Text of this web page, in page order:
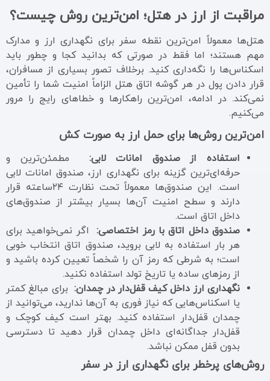
مراقبت از ارز در هتل؛ امن‌ترین روش چیست؟
هتل‌ها معمولاً امن‌ترین نقطه سفر برای نگهداری ارز و مدارک
مهم هستند؛ اما فقط در صورتی که بدانید کجا و چطور باید
اسکناس‌ها را نگه‌داری کنید. برخلاف تصور بسیاری از مسافران،
قرار دادن پول در هر گوشه اتاق هتل الزاماً امنیت شما را تأمین
نمی‌کند. در ادامه، امن‌ترین راهکارها و خطاهای رایج را مرور
می‌کنیم.
امن‌ترین روش‌ها برای حمل ارز به صورت کش
استفاده از صندوق امانات لابی:
مطمئن‌ترین و
حرفه‌ای‌ترین گزینه برای نگهداری ارز، صندوق امانات لابی
است. این صندوق‌ها معمولاً تحت نظارت ۲۴ساعته قرار
دارند و سطح امنیت آن‌ها بسیار بیشتر از صندوق‌های
داخل اتاق است.
صندوق داخل اتاق با رمز اختصاصی:
اگر نمی‌خواهید برای
هر بار استفاده به لابی بروید، صندوق اتاق انتخاب خوبی
است؛ به شرطی که رمز آن را شخصاً تعیین کرده باشید و
از رمزهای ساده یا تاریخ تولد استفاده نکنید.
نگهداری ارز داخل کیف قفل‌دار در چمدان: برای مبالغ کمتر
یا اسکناس‌هایی که نیاز فوری به آن‌ها ندارید، می‌توانید از
چمدان قفل‌دار استفاده کنید. بهتر است کیف کوچک و
قفل‌دار جداگانه‌ای داخل چمدان قرار دهید تا دسترسی
بدون قفل ممکن نباشد.
روش‌های پرخطر برای نگهداری ارز در سفر